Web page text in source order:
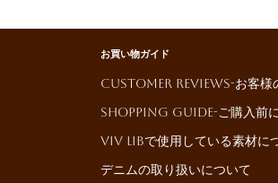
お買い物ガイド
Customer reviews-お客様
Shopping Guide-ご購入前に
ViV LiBで使用している素材に
デニムの取り扱いについて